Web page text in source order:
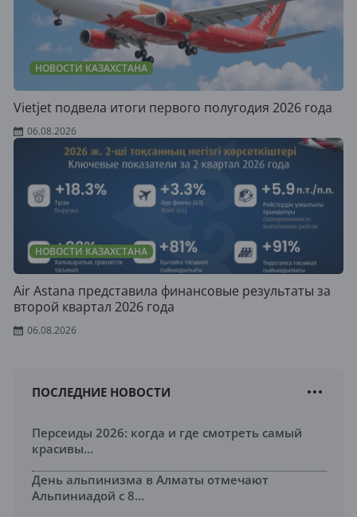
НОВОСТИ КАЗАХСТАНА
Vietjet подвела итоги первого полугодия 2026 года
06.08.2026
НОВОСТИ КАЗАХСТАНА
Air Astana представила финансовые результаты за
второй квартал 2026 года
06.08.2026
ПОСЛЕДНИЕ НОВОСТИ
Персеиды 2026: когда и где смотреть самый
красивы...
День альпинизма в Алматы отмечают
Альпиниадой с 8...